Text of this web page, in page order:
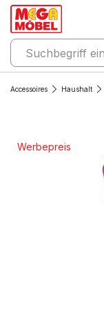
Accessoires Haushalt
Werbepreis